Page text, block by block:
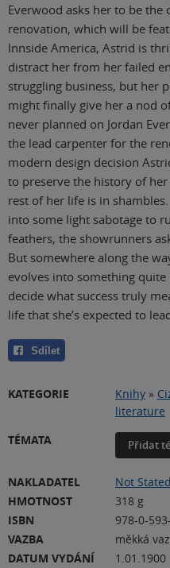
Everwood asks her to be the
renovation, which will be
Innside America, Astrid is
distract her from her failed
struggling business, but her
might finally give her a nod
never planned on Jordan
the lead carpenter for the
modern design decision
to preserve the history of
rest of her life is in
into some light sabotage to
feathers, the showrunners
But somewhere along the
evolves into something
decide what success truly
life that she’s expected to
Sdílet
KATEGORIE Knihy »
literature
TÉMATA
Přidat
NAKLADATEL
Not Stated
HMOTNOST
318 g
ISBN
978-0-
VAZBA
měkká
DATUM VYDÁNÍ
1.01.1900